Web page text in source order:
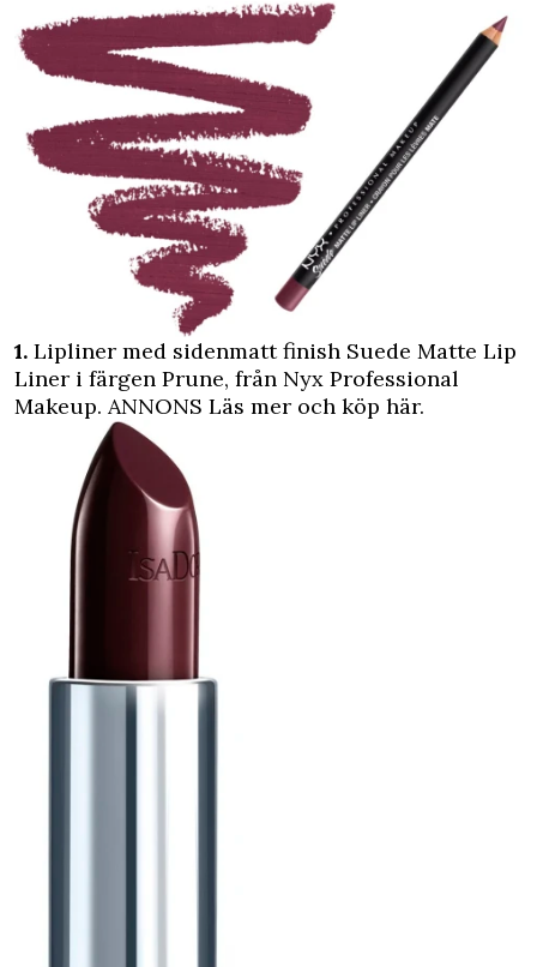
1. Lipliner med sidenmatt finish Suede Matte Lip
Liner i färgen Prune, från Nyx Professional
Makeup. ANNONS Läs mer och köp här.